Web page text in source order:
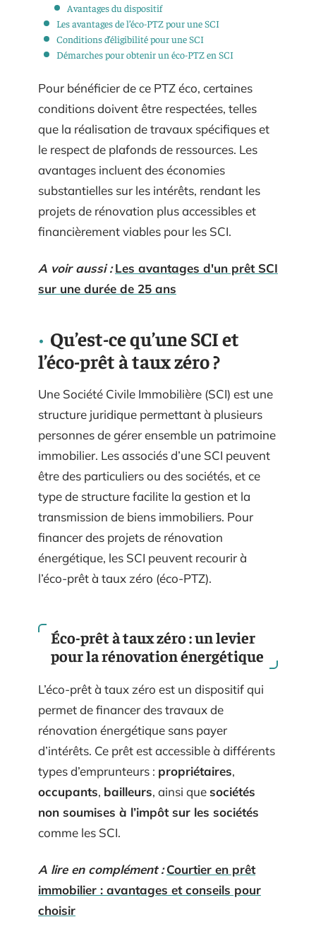
Avantages du dispositif
Les avantages de l’éco-PTZ pour une SCI
Conditions d’éligibilité pour une SCI
Démarches pour obtenir un éco-PTZ en SCI
Pour bénéficier de ce PTZ éco, certaines
conditions doivent être respectées, telles
que la réalisation de travaux spécifiques et
le respect de plafonds de ressources. Les
avantages incluent des économies
substantielles sur les intérêts, rendant les
projets de rénovation plus accessibles et
financièrement viables pour les SCI.
A voir aussi : Les avantages d'un prêt SCI
sur une durée de 25 ans
Qu’est-ce qu’une SCI et
l’éco-prêt à taux zéro ?
Une Société Civile Immobilière (SCI) est une
structure juridique permettant à plusieurs
personnes de gérer ensemble un patrimoine
immobilier. Les associés d’une SCI peuvent
être des particuliers ou des sociétés, et ce
type de structure facilite la gestion et la
transmission de biens immobiliers. Pour
financer des projets de rénovation
énergétique, les SCI peuvent recourir à
l’éco-prêt à taux zéro (éco-PTZ).
Éco-prêt à taux zéro : un levier
pour la rénovation énergétique
L’éco-prêt à taux zéro est un dispositif qui
permet de financer des travaux de
rénovation énergétique sans payer
d’intérêts. Ce prêt est accessible à différents
types d’emprunteurs : propriétaires,
occupants, bailleurs, ainsi quesociétés
non soumises à l’impôt sur les sociétés
comme les SCI.
A lire en complément : Courtier en prêt
immobilier : avantages et conseils pour
choisir